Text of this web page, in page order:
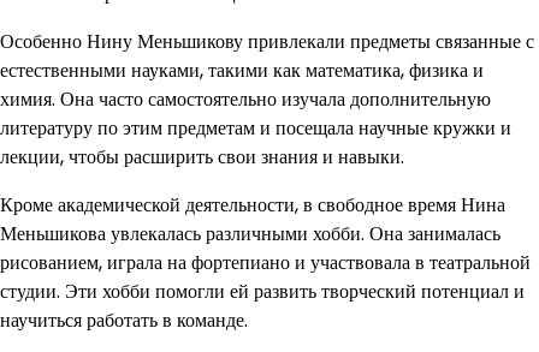
Особенно Нину Меньшикову привлекали предметы связанные с
естественными науками, такими как математика, физика и
химия. Она часто самостоятельно изучала дополнительную
литературу по этим предметам и посещала научные кружки и
лекции, чтобы расширить свои знания и навыки.
Кроме академической деятельности, в свободное время Нина
Меньшикова увлекалась различными хобби. Она занималась
рисованием, играла на фортепиано и участвовала в театральной
студии. Эти хобби помогли ей развить творческий потенциал и
научиться работать в команде.